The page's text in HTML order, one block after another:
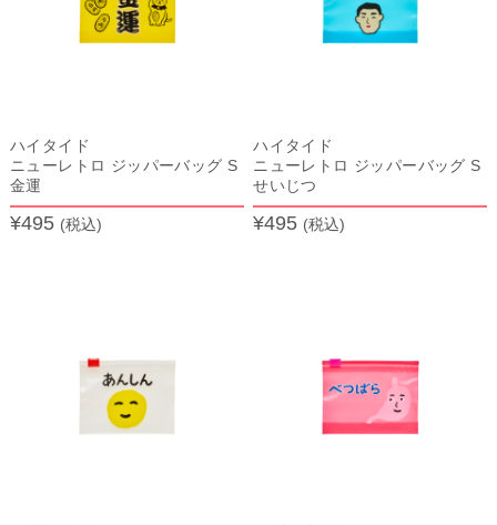
ハイタイド
ニューレトロ ジッパーバッグ S
金運
¥495 (税込)
ハイタイド
ニューレトロ ジッパーバッグ S
せいじつ
¥495 (税込)